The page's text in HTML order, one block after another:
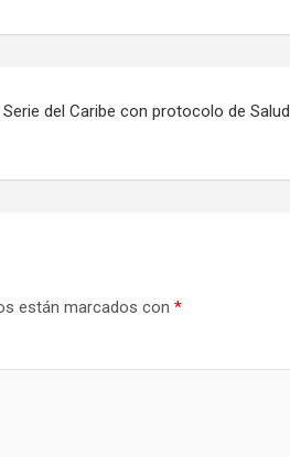
Serie del Caribe con protocolo de Salud
están marcados con *